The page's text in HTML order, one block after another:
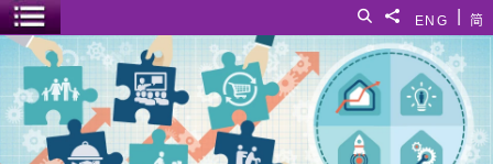
简
ENG
分享給
搜尋
選單開關
無師教室